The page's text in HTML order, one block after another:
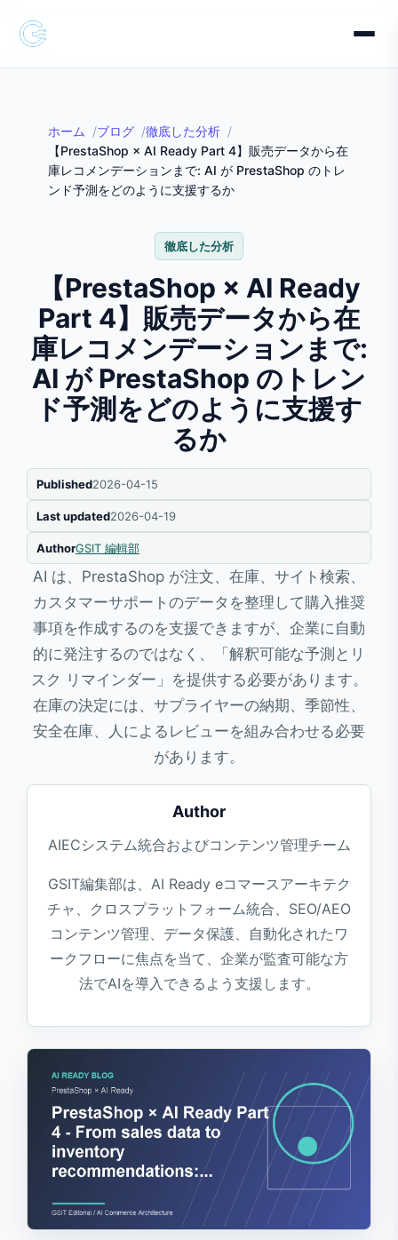
ホーム ブログ
徹底した分析
【PrestaShop × AI Ready Part 4】販売データから在
庫レコメンデーションまで: AI が PrestaShop のトレ
ンド予測をどのように支援するか
徹底した分析
【PrestaShop × AI Ready
Part 4】販売データから在
庫レコメンデーションまで:
AI が PrestaShop のトレン
ド予測をどのように支援す
るか
Published2026-04-15
Last updated2026-04-19
AuthorGSIT 編輯部
AI は、PrestaShop が注文、在庫、サイト検索、
カスタマーサポートのデータを整理して購入推奨
事項を作成するのを支援できますが、企業に自動
的に発注するのではなく、「解釈可能な予測とリ
スク リマインダー」を提供する必要があります。
在庫の決定には、サプライヤーの納期、季節性、
安全在庫、人によるレビューを組み合わせる必要
があります。
Author
AIECシステム統合およびコンテンツ管理チーム
GSIT編集部は、AI Ready eコマースアーキテク
チャ、クロスプラットフォーム統合、SEO/AEO
コンテンツ管理、データ保護、自動化されたワ
ークフローに焦点を当て、企業が監査可能な方
法でAIを導入できるよう支援します。